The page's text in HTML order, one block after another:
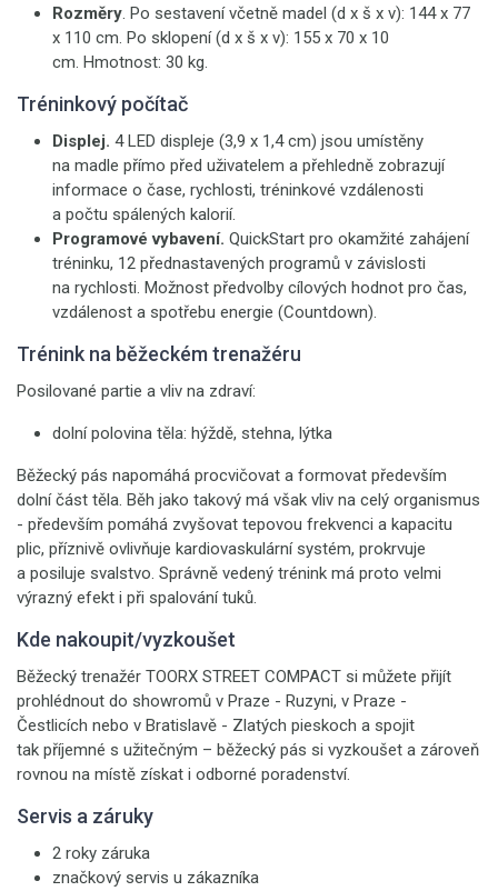
Rozměry. Po sestavení včetně madel (d x š x v): 144 x 77
x 110 cm. Po sklopení (d x š x v): 155 x 70 x 10
cm. Hmotnost: 30 kg.
Tréninkový počítač
Displej. 4 LED displeje (3,9 x 1,4 cm) jsou umístěny
na madle přímo před uživatelem a přehledně zobrazují
informace o čase, rychlosti, tréninkové vzdálenosti
a počtu spálených kalorií.
Programové vybavení. QuickStart pro okamžité zahájení
tréninku, 12 přednastavených programů v závislosti
na rychlosti. Možnost předvolby cílových hodnot pro čas,
vzdálenost a spotřebu energie (Countdown).
Trénink na běžeckém trenažéru
Posilované partie a vliv na zdraví:
dolní polovina těla: hýždě, stehna, lýtka
Běžecký pás napomáhá procvičovat a formovat především
dolní část těla. Běh jako takový má však vliv na celý organismus
- především pomáhá zvyšovat tepovou frekvenci a kapacitu
plic, příznivě ovlivňuje kardiovaskulární systém, prokrvuje
a posiluje svalstvo. Správně vedený trénink má proto velmi
výrazný efekt i při spalování tuků.
Kde nakoupit/vyzkoušet
Běžecký trenažér TOORX STREET COMPACT si můžete přijít
prohlédnout do showromů v Praze - Ruzyni, v Praze -
Čestlicích nebo v Bratislavě - Zlatých pieskoch a spojit
tak příjemné s užitečným – běžecký pás si vyzkoušet a zároveň
rovnou na místě získat i odborné poradenství.
Servis a záruky
2 roky záruka
značkový servis u zákazníka